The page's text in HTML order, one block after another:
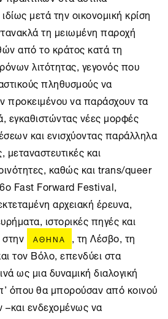
μετά την οικονομική κρίση
τη μειωμένη παροχή
από το κράτος κατά τη
λιτότητας, γεγονός που
πληθυσμούς να
προκειμένου να παράσχουν τα
εγκαθιστώντας νέες μορφές
και ενισχύοντας παράλληλα
μεταναστευτικές και
καθώς και trans/queer
Fast Forward Festival,
αρχειακή έρευνα,
ιστορικές πηγές και
ΑΘΉΝΑ , τη Λέσβο, τη
τον Βόλο, επενδύει στα
ως μια δυναμική διαλογική
όπου θα μπορούσαν από κοινού
ενδεχομένως να